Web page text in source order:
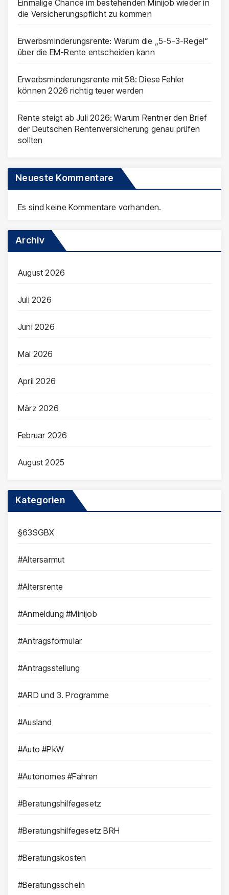
Einmalige Chance im bestehenden Minijob wieder in
die Versicherungspflicht zu kommen
Erwerbsminderungsrente: Warum die „5-5-3-Regel“
über die EM-Rente entscheiden kann
Erwerbsminderungsrente mit 58: Diese Fehler
können 2026 richtig teuer werden
Rente steigt ab Juli 2026: Warum Rentner den Brief
der Deutschen Rentenversicherung genau prüfen
sollten
Neueste Kommentare
Es sind keine Kommentare vorhanden.
Archiv
August 2026
Juli 2026
Juni 2026
Mai 2026
April 2026
März 2026
Februar 2026
August 2025
Kategorien
§63SGBX
#Altersarmut
#Altersrente
#Anmeldung #Minijob
#Antragsformular
#Antragsstellung
#ARD und 3. Programme
#Ausland
#Auto #PkW
#Autonomes #Fahren
#Beratungshilfegesetz
#Beratungshilfegesetz BRH
#Beratungskosten
#Beratungsschein